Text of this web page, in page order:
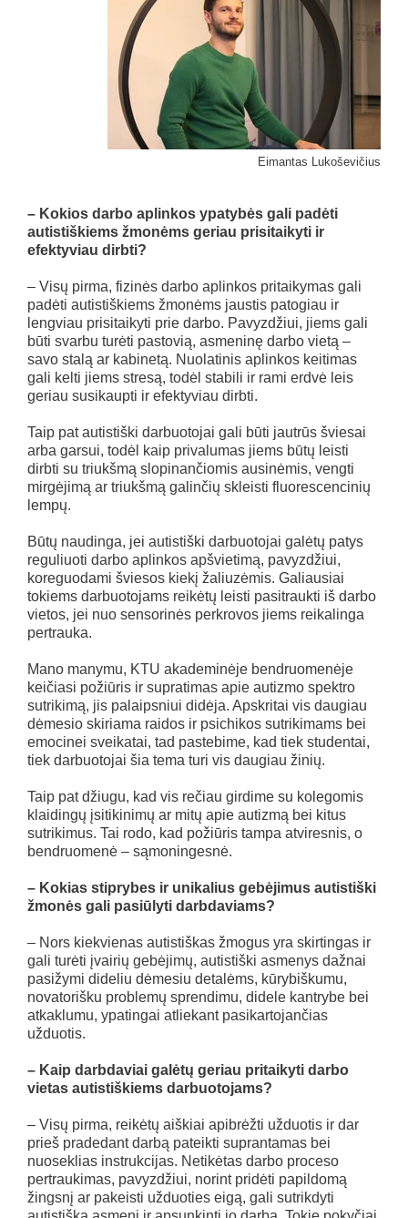
Eimantas Lukoševičius
– Kokios darbo aplinkos ypatybės gali padėti
autistiškiems žmonėms geriau prisitaikyti ir
efektyviau dirbti?
– Visų pirma, fizinės darbo aplinkos pritaikymas gali
padėti autistiškiems žmonėms jaustis patogiau ir
lengviau prisitaikyti prie darbo. Pavyzdžiui, jiems gali
būti svarbu turėti pastovią, asmeninę darbo vietą –
savo stalą ar kabinetą. Nuolatinis aplinkos keitimas
gali kelti jiems stresą, todėl stabili ir rami erdvė leis
geriau susikaupti ir efektyviau dirbti.
Taip pat autistiški darbuotojai gali būti jautrūs šviesai
arba garsui, todėl kaip privalumas jiems būtų leisti
dirbti su triukšmą slopinančiomis ausinėmis, vengti
mirgėjimą ar triukšmą galinčių skleisti fluorescencinių
lempų.
Būtų naudinga, jei autistiški darbuotojai galėtų patys
reguliuoti darbo aplinkos apšvietimą, pavyzdžiui,
koreguodami šviesos kiekį žaliuzėmis. Galiausiai
tokiems darbuotojams reikėtų leisti pasitraukti iš darbo
vietos, jei nuo sensorinės perkrovos jiems reikalinga
pertrauka.
Mano manymu, KTU akademinėje bendruomenėje
keičiasi požiūris ir supratimas apie autizmo spektro
sutrikimą, jis palaipsniui didėja. Apskritai vis daugiau
dėmesio skiriama raidos ir psichikos sutrikimams bei
emocinei sveikatai, tad pastebime, kad tiek studentai,
tiek darbuotojai šia tema turi vis daugiau žinių.
Taip pat džiugu, kad vis rečiau girdime su kolegomis
klaidingų įsitikinimų ar mitų apie autizmą bei kitus
sutrikimus. Tai rodo, kad požiūris tampa atviresnis, o
bendruomenė – sąmoningesnė.
– Kokias stiprybes ir unikalius gebėjimus autistiški
žmonės gali pasiūlyti darbdaviams?
– Nors kiekvienas autistiškas žmogus yra skirtingas ir
gali turėti įvairių gebėjimų, autistiški asmenys dažnai
pasižymi dideliu dėmesiu detalėms, kūrybiškumu,
novatorišku problemų sprendimu, didele kantrybe bei
atkaklumu, ypatingai atliekant pasikartojančias
užduotis.
– Kaip darbdaviai galėtų geriau pritaikyti darbo
vietas autistiškiems darbuotojams?
– Visų pirma, reikėtų aiškiai apibrėžti užduotis ir dar
prieš pradedant darbą pateikti suprantamas bei
nuoseklias instrukcijas. Netikėtas darbo proceso
pertraukimas, pavyzdžiui, norint pridėti papildomą
žingsnį ar pakeisti užduoties eigą, gali sutrikdyti